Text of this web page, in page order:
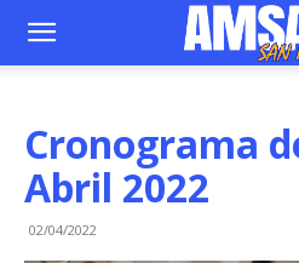
Cronograma
Abril 2022
02/04/2022